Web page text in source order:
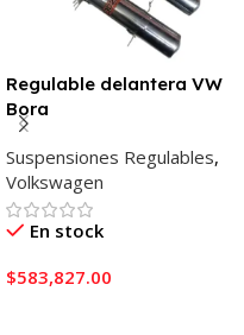
Regulable delantera VW
Bora
Suspensiones Regulables,
Volkswagen
En stock
$583,827.00